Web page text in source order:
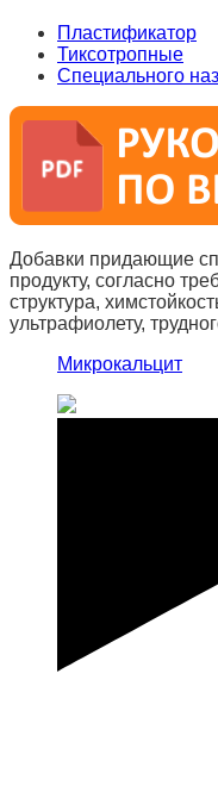
Пластификатор
Тиксотропные
Специального
Добавки придающие
продукту, согласно
структура,
ультрафиолету,
Микрокальцит